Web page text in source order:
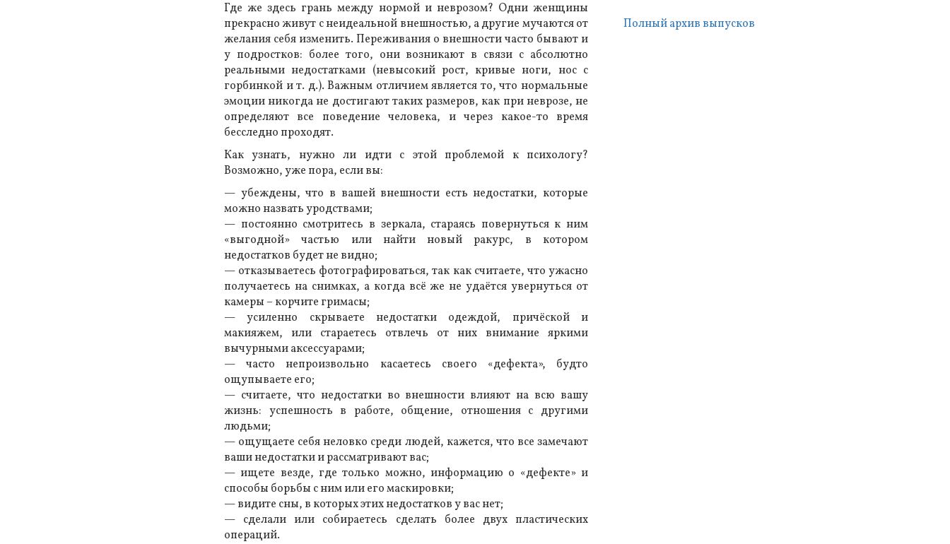
Где же здесь грань между нормой и неврозом? Одни женщины
прекрасно живут с неидеальной внешностью, а другие мучаются от
желания себя изменить. Переживания о внешности часто бывают и
у подростков: более того, они возникают в связи с абсолютно
реальными недостатками (невысокий рост, кривые ноги, нос с
горбинкой и т. д.). Важным отличием является то, что нормальные
эмоции никогда не достигают таких размеров, как при неврозе, не
определяют все поведение человека, и через какое-то время
бесследно проходят.
Как узнать, нужно ли идти с этой проблемой к психологу?
Возможно, уже пора, если вы:
— убеждены, что в вашей внешности есть недостатки, которые
можно назвать уродствами;
— постоянно смотритесь в зеркала, стараясь повернуться к ним
«выгодной» частью или найти новый ракурс, в котором
недостатков будет не видно;
— отказываетесь фотографироваться, так как считаете, что ужасно
получаетесь на снимках, а когда всё же не удаётся увернуться от
камеры – корчите гримасы;
— усиленно скрываете недостатки одеждой, причёской и
макияжем, или стараетесь отвлечь от них внимание яркими
вычурными аксессуарами;
— часто непроизвольно касаетесь своего «дефекта», будто
ощупываете его;
— считаете, что недостатки во внешности влияют на всю вашу
жизнь: успешность в работе, общение, отношения с другими
людьми;
— ощущаете себя неловко среди людей, кажется, что все замечают
ваши недостатки и рассматривают вас;
— ищете везде, где только можно, информацию о «дефекте» и
способы борьбы с ним или его маскировки;
— видите сны, в которых этих недостатков у вас нет;
— сделали или собираетесь сделать более двух пластических
операций.
Полный архив выпусков